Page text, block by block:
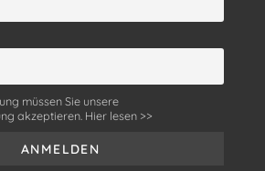
müssen Sie unsere
akzeptieren. Hier lesen >>